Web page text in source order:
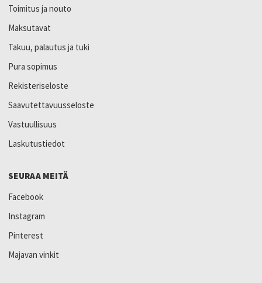
Toimitus ja nouto
Maksutavat
Takuu, palautus ja tuki
Pura sopimus
Rekisteriseloste
Saavutettavuusseloste
Vastuullisuus
Laskutustiedot
SEURAA MEITÄ
Facebook
Instagram
Pinterest
Majavan vinkit